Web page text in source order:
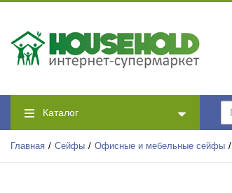
Каталог
Главная Сейфы Офисные и мебельные сейфы